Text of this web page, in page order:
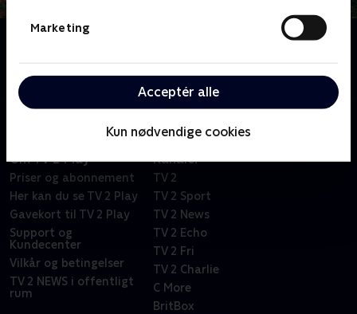
Marketing
Acceptér alle
Kun nødvendige cookies
perfekte verden for eventyr
Om TV 2 Play
Priser og abonnement
Her kan du se TV 2 Play
Gavekort til TV 2 Play
Support og
Kundecenter
Vilkår og betingelser
TV 2 NEWS i offentligt
rum
Kanaler
TV 2
TV 2 Sport
TV 2 News
TV 2 Echo
TV 2 Fri
TV 2 Charlie
C More
BritBox